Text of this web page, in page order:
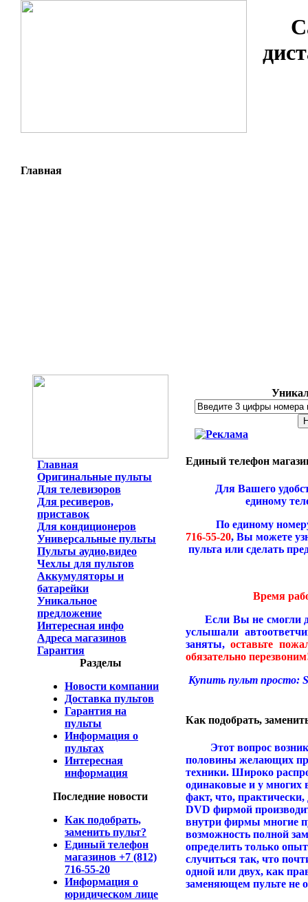
Главная
Главная
Оригинальные пульты
Для телевизоров
Для ресиверов,
приставок
Для кондиционеров
Универсальные пульты
Пульты аудио,видео
Чехлы для пультов
Аккумуляторы и
батарейки
Уникальное
предложение
Интересная инфо
Адреса магазинов
Гарантия
Разделы
Новости компании
Доставка пультов
Гарантия на
пульты
Информация о
пультах
Интересная
информация
Последние новости
Как подобрать,
заменить пульт?
Единый телефон
магазинов +7 (812)
716-55-20
Информация о
юридическом лице
Единый телефон
Для Вашего
единому
По единому номеру
716-55-20, Вы можете
пульта или сделать
Время
Если Вы не смогли
услышали
заняты,оставьте
обязательно
Купить пульт просто:
Как подобрать,
Этот вопрос
половины желающих
техники. Широко
одинаковые и у многих
факт, что,
DVD фирмой
внутри фирмы многие
возможность полной
определить только
случиться так, что
одной или двух, как
заменяющем пульте не